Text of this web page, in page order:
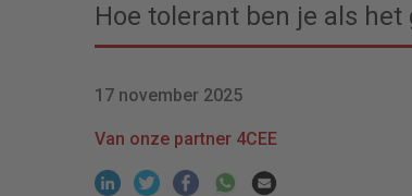
Hoe tolerant ben je als
17 november 2025
Van onze partner 4CEE